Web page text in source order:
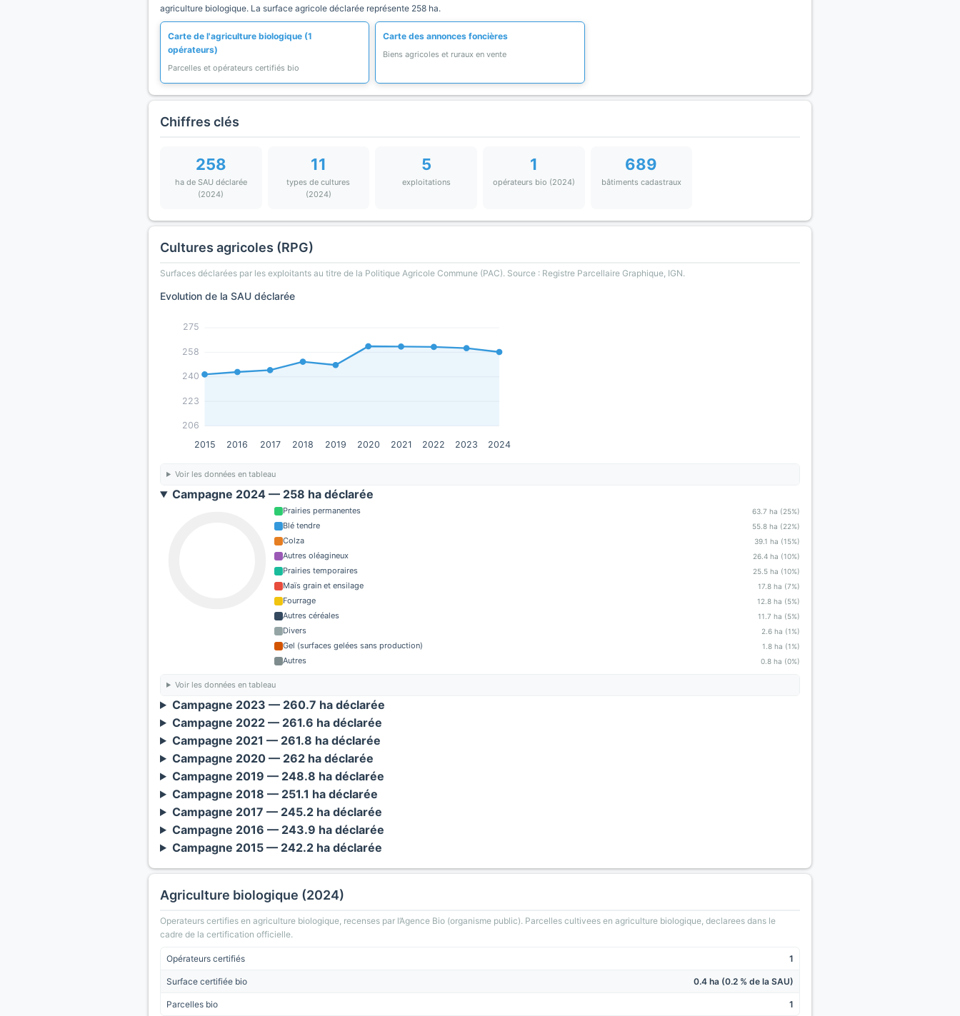
agriculture biologique. La surface agricole déclarée représente 258 ha.
Carte de l'agriculture biologique (1
opérateurs)
Parcelles et opérateurs certifiés bio
Carte des annonces foncières
Biens agricoles et ruraux en vente
Chiffres clés
258
ha de SAU déclarée
(2024)
11
types de cultures
(2024)
5
exploitations
1
opérateurs bio (2024)
689
bâtiments cadastraux
Cultures agricoles (RPG)
Surfaces déclarées par les exploitants au titre de la Politique Agricole Commune (PAC). Source : Registre Parcellaire Graphique, IGN.
Evolution de la SAU déclarée
206
223
240
258
275
2015 2016 2017 2018 2019 2020 2021 2022 2023 2024
Voir les données en tableau
Campagne 2024 — 258 ha déclarée
Prairies permanentes 63.7 ha (25%)
Blé tendre 55.8 ha (22%)
Colza 39.1 ha (15%)
Autres oléagineux 26.4 ha (10%)
Prairies temporaires 25.5 ha (10%)
Maïs grain et ensilage 17.8 ha (7%)
Fourrage 12.8 ha (5%)
Autres céréales 11.7 ha (5%)
Divers 2.6 ha (1%)
Gel (surfaces gelées sans production) 1.8 ha (1%)
Autres 0.8 ha (0%)
Voir les données en tableau
Campagne 2023 — 260.7 ha déclarée
Campagne 2022 — 261.6 ha déclarée
Campagne 2021 — 261.8 ha déclarée
Campagne 2020 — 262 ha déclarée
Campagne 2019 — 248.8 ha déclarée
Campagne 2018 — 251.1 ha déclarée
Campagne 2017 — 245.2 ha déclarée
Campagne 2016 — 243.9 ha déclarée
Campagne 2015 — 242.2 ha déclarée
Agriculture biologique (2024)
Operateurs certifies en agriculture biologique, recenses par l’Agence Bio (organisme public). Parcelles cultivees en agriculture biologique, declarees dans le
cadre de la certification officielle.
Opérateurs certifiés 1
Surface certifiée bio 0.4 ha (0.2 % de la SAU)
Parcelles bio 1